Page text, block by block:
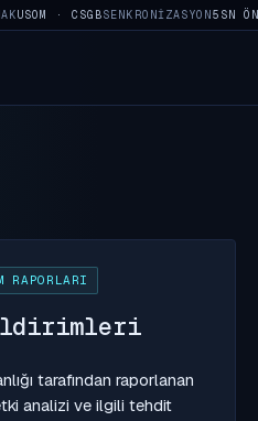
USOM · CSGBSENKRONIZASYON5SN
RAPORLARI
tarafından raporlanan
analizi ve ilgili tehdit